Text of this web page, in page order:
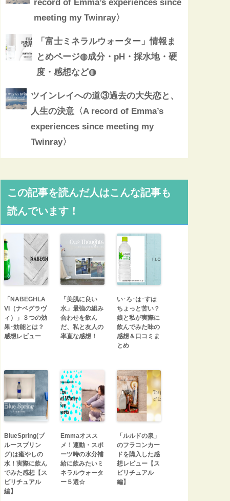
record of Emma’s experiences since
meeting my Twinray〉
「富士ミネラルウォーター」情報ま
とめページ◍成分・pH・採水地・硬
度・感想など◍
ツインレイへの道③過去の大失恋と、
人生の決意〈A record of Emma’s
experiences since meeting my
Twinray〉
この記事を読んだ人はこんな記事も
読んでいます！
「NABEGHLA
VI（ナベグラヴ
ィ）」３つの効
果･効能とは？
感想レビュー
「美肌に良い
水」最強の組み
合わせを飲ん
だ、私と友人の
率直な感想！
い･ろ･は･すは
ちょっと苦い？
娘と私が実際に
飲んでみた味の
感想＆口コミま
とめ
BlueSpring(ブ
ルースプリン
グ)は癒やしの
水！実際に飲ん
でみた感想【ス
ピリチュアル
編】
Emmaオスス
メ！運動・スポ
ーツ時の水分補
給に飲みたいミ
ネラルウォータ
ー５選☆
「ルルドの泉」
のフラコンカー
ドを購入した感
想レビュー【ス
ピリチュアル
編】